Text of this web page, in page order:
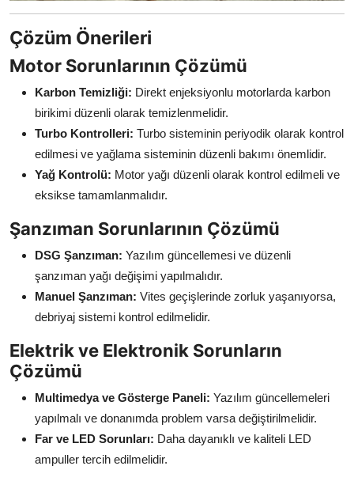
Çözüm Önerileri
Motor Sorunlarının Çözümü
Karbon Temizliği: Direkt enjeksiyonlu motorlarda karbon
birikimi düzenli olarak temizlenmelidir.
Turbo Kontrolleri: Turbo sisteminin periyodik olarak kontrol
edilmesi ve yağlama sisteminin düzenli bakımı önemlidir.
Yağ Kontrolü: Motor yağı düzenli olarak kontrol edilmeli ve
eksikse tamamlanmalıdır.
Şanzıman Sorunlarının Çözümü
DSG Şanzıman: Yazılım güncellemesi ve düzenli
şanzıman yağı değişimi yapılmalıdır.
Manuel Şanzıman: Vites geçişlerinde zorluk yaşanıyorsa,
debriyaj sistemi kontrol edilmelidir.
Elektrik ve Elektronik Sorunların
Çözümü
Multimedya ve Gösterge Paneli: Yazılım güncellemeleri
yapılmalı ve donanımda problem varsa değiştirilmelidir.
Far ve LED Sorunları: Daha dayanıklı ve kaliteli LED
ampuller tercih edilmelidir.